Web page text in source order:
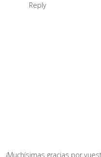
Reply
¡Muchísimas gracias por